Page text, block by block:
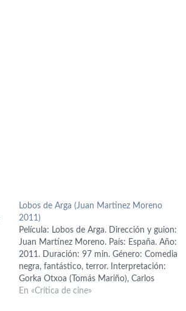
Lobos de Arga (Juan Martinez Moreno
2011)
Película: Lobos de Arga. Dirección y guion:
Juan Martínez Moreno. País: España. Año:
2011. Duración: 97 min. Género: Comedia
negra, fantástico, terror. Interpretación:
Gorka Otxoa (Tomás Mariño), Carlos
Areces (Calisto), Secun de la Rosa (Mario),
En «Crítica de cine»